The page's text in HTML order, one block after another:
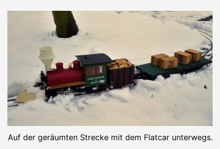
Auf der geräumten Strecke mit dem Flatcar unterwegs.